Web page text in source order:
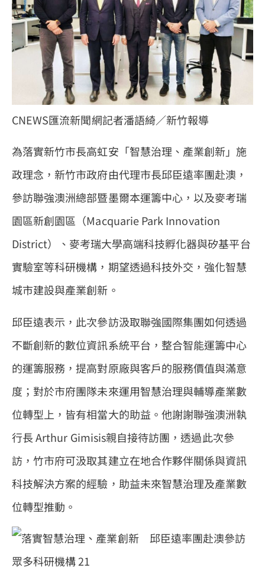
CNEWS匯流新聞網記者潘語綺／新竹報導
為落實新竹市長高虹安「智慧治理、產業創新」施
政理念，新竹市政府由代理市長邱臣遠率團赴澳，
參訪聯強澳洲總部暨墨爾本運籌中心，以及麥考瑞
園區新創園區（Macquarie Park Innovation
District）、麥考瑞大學高端科技孵化器與矽基平台
實驗室等科研機構，期望透過科技外交，強化智慧
城市建設與產業創新。
邱臣遠表示，此次參訪汲取聯強國際集團如何透過
不斷創新的數位資訊系統平台，整合智能運籌中心
的運籌服務，提高對原廠與客戶的服務價值與滿意
度；對於市府團隊未來運用智慧治理與輔導產業數
位轉型上，皆有相當大的助益。他謝謝聯強澳洲執
行長 Arthur Gimisis親自接待訪團，透過此次參
訪，竹市府可汲取其建立在地合作夥伴關係與資訊
科技解決方案的經驗，助益未來智慧治理及產業數
位轉型推動。